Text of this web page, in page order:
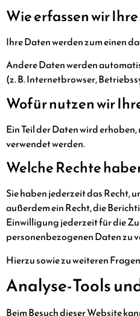
Wie erfassen wir
Ihre Daten werden zum einen
Andere Daten werden
(z. B. Internetbrowser,
Wofür nutzen wir
Ein Teil der Daten wird
verwendet werden.
Welche Rechte
Sie haben jederzeit das Recht,
außerdem ein Recht, die
Einwilligung jederzeit für die
personenbezogenen Daten zu
Hierzu sowie zu weiteren
Analyse-Tools
Beim Besuch dieser Website